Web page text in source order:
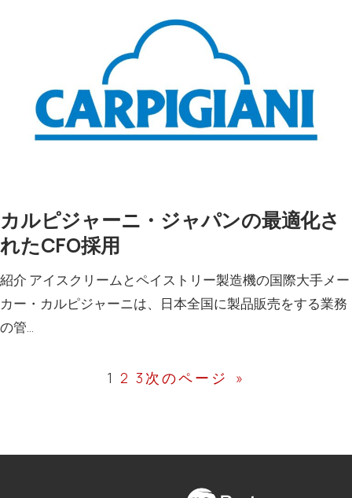
カルピジャーニ・ジャパンの最適化さ
れたCFO採用
紹介 アイスクリームとペイストリー製造機の国際大手メー
カー・カルピジャーニは、日本全国に製品販売をする業務
の管…
1 2 3 次のページ »